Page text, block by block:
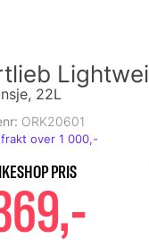
22L
ORK20601